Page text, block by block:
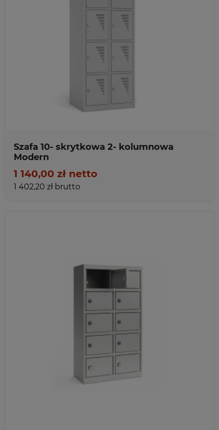
Ulubione
Szafa 10- skrytkowa 2- kolumnowa
Modern
1 140,00 zł netto
1 402,20 zł brutto
Ulubione